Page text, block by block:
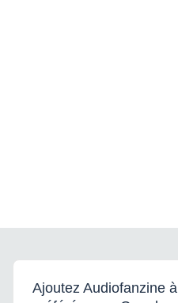
Ajoutez Audiofanzine